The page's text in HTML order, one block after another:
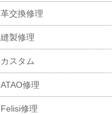
革交換修理
縫製修理
カスタム
ATAO修理
Felisi修理